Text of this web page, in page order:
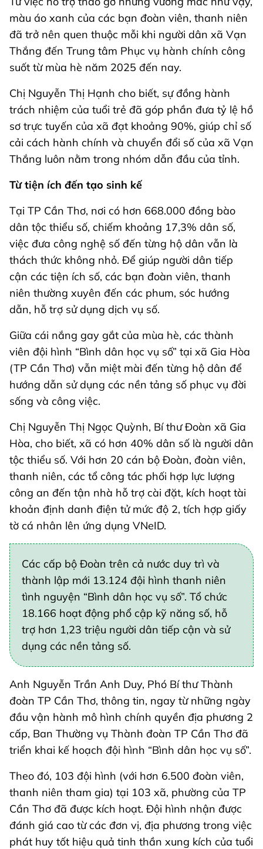
màu áo xanh của các bạn đoàn viên, thanh niên
đã trở nên quen thuộc mỗi khi người dân xã Vạn
Thắng đến Trung tâm Phục vụ hành chính công
suốt từ mùa hè năm 2025 đến nay.
Chị Nguyễn Thị Hạnh cho biết, sự đồng hành
trách nhiệm của tuổi trẻ đã góp phần đưa tỷ lệ hồ
sơ trực tuyến của xã đạt khoảng 90%, giúp chỉ số
cải cách hành chính và chuyển đổi số của xã Vạn
Thắng luôn nằm trong nhóm dẫn đầu của tỉnh.
Từ tiện ích đến tạo sinh kế
Tại TP Cần Thơ, nơi có hơn 668.000 đồng bào
dân tộc thiểu số, chiếm khoảng 17,3% dân số,
việc đưa công nghệ số đến từng hộ dân vẫn là
thách thức không nhỏ. Để giúp người dân tiếp
cận các tiện ích số, các bạn đoàn viên, thanh
niên thường xuyên đến các phum, sóc hướng
dẫn, hỗ trợ sử dụng dịch vụ số.
Giữa cái nắng gay gắt của mùa hè, các thành
viên đội hình “Bình dân học vụ số” tại xã Gia Hòa
(TP Cần Thơ) vẫn miệt mài đến từng hộ dân để
hướng dẫn sử dụng các nền tảng số phục vụ đời
sống và công việc.
Chị Nguyễn Thị Ngọc Quỳnh, Bí thư Đoàn xã Gia
Hòa, cho biết, xã có hơn 40% dân số là người dân
tộc thiểu số. Với hơn 20 cán bộ Đoàn, đoàn viên,
thanh niên, các tổ công tác phối hợp lực lượng
công an đến tận nhà hỗ trợ cài đặt, kích hoạt tài
khoản định danh điện tử mức độ 2, tích hợp giấy
tờ cá nhân lên ứng dụng VNeID.
Các cấp bộ Đoàn trên cả nước duy trì và
thành lập mới 13.124 đội hình thanh niên
tình nguyện “Bình dân học vụ số”. Tổ chức
18.166 hoạt động phổ cập kỹ năng số, hỗ
trợ hơn 1,23 triệu người dân tiếp cận và sử
dụng các nền tảng số.
Anh Nguyễn Trần Anh Duy, Phó Bí thư Thành
đoàn TP Cần Thơ, thông tin, ngay từ những ngày
đầu vận hành mô hình chính quyền địa phương 2
cấp, Ban Thường vụ Thành đoàn TP Cần Thơ đã
triển khai kế hoạch đội hình “Bình dân học vụ số”.
Theo đó, 103 đội hình (với hơn 6.500 đoàn viên,
thanh niên tham gia) tại 103 xã, phường của TP
Cần Thơ đã được kích hoạt. Đội hình nhận được
đánh giá cao từ các đơn vị, địa phương trong việc
phát huy tốt hiệu quả tinh thần xung kích của tuổi